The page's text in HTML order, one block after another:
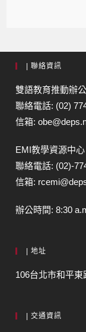
| 聯絡資訊
雙語教育推動辦
聯絡電話: (02)
信箱:
EMI教學資源中心
聯絡電話: (02)-
信箱:
辦公時間: 8:30
| 地址
106台北市和平
| 交通資訊